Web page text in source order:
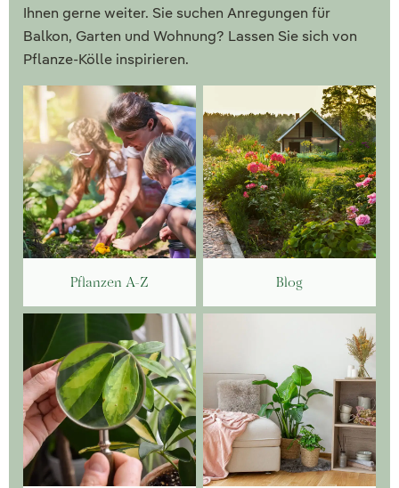
Ihnen gerne weiter. Sie suchen Anregungen für
Balkon, Garten und Wohnung? Lassen Sie sich von
Pflanze-Kölle inspirieren.
Pflanzen A-Z Blog